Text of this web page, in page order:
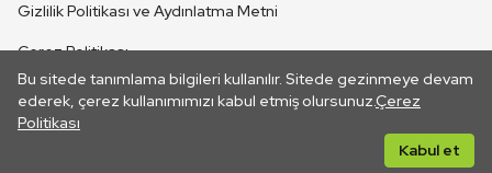
Bu sitede tanımlama bilgileri kullanılır. Sitede gezinmeye devam
ederek, çerez kullanımımızı kabul etmiş olursunuz.Çerez
Politikası
Kabul et
CANLI YAYINLAR
Gizlilik Politikası ve Aydınlatma Metni
Çerez Politikası
İletişim
Her hakkı saklıdır. ©2026 TRT. Bağlantı yoluyla gidilen dış